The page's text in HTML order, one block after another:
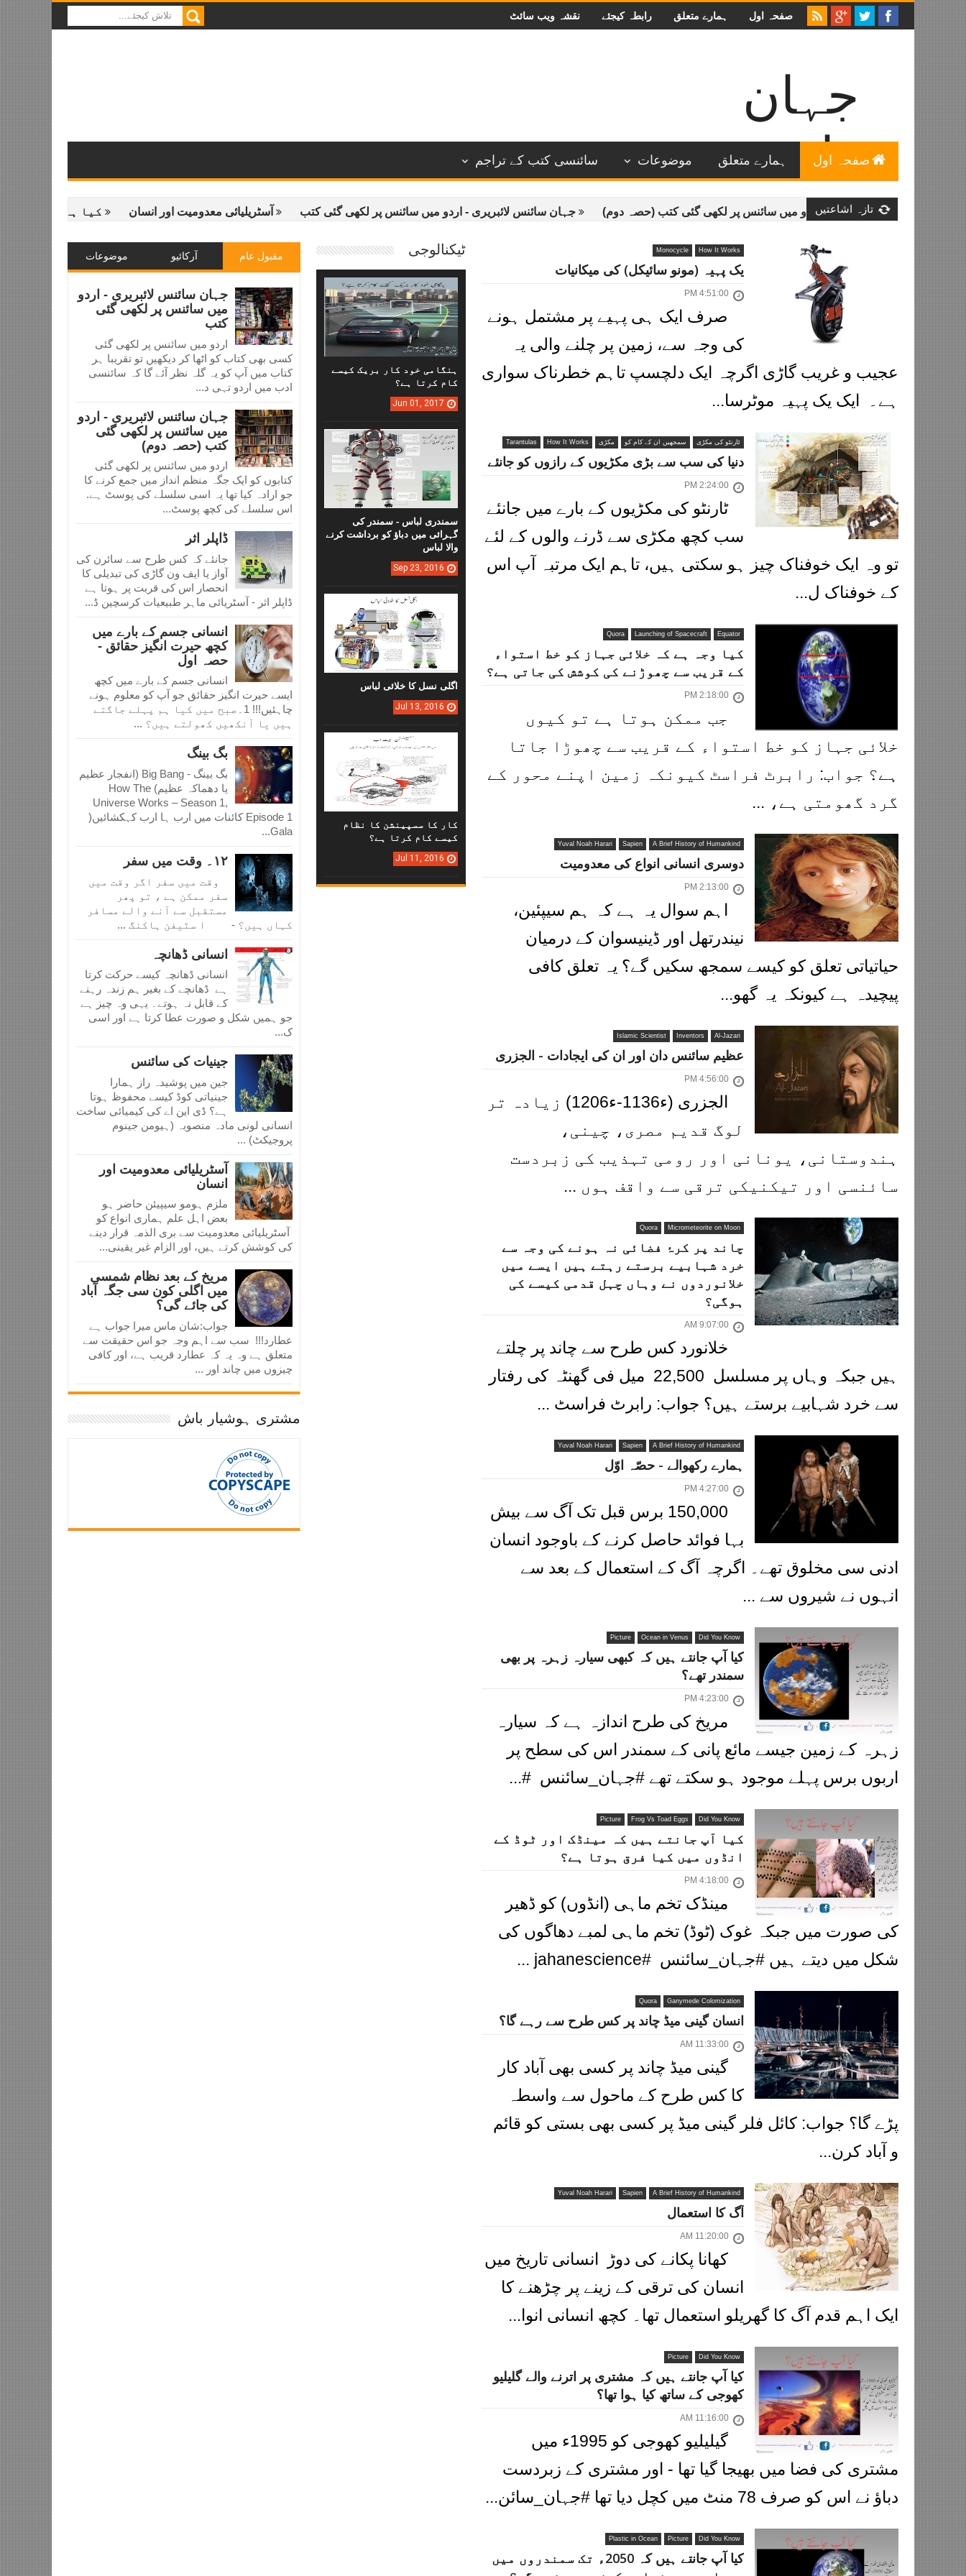
صفحہ اول ہمارے متعلق رابطہ کیجئے نقشہ ویب سائٹ
جہان
سائنس
صفحہ اول ہمارے متعلق موضوعات سائنسی کتب کے تراجم
تازہ اشاعتیں
سائنس لائبریری - اردو میں سائنس پر لکھی گئی کتب (حصہ دوم) جہان سائنس لائبریری - اردو میں سائنس پر لکھی گئی کتب آسٹریلیائی معدومیت اور انسان کیا ہم ٹائٹن پر زندہ
How It Works
Monocycle
یک پہیہ (مونو سائیکل) کی میکانیات
4:51:00 PM
صرف ایک ہی پہیے پر مشتمل ہونے
کی وجہ سے، زمین پر چلنے والی یہ
عجیب و غریب گاڑی اگرچہ ایک دلچسپ تاہم خطرناک سواری
ہے۔ ایک یک پہیہ موٹرسا...
ٹارنٹو کی مکڑی سمجھیں ان کے کام کو مکڑی How It Works
Tarantulas
دنیا کی سب سے بڑی مکڑیوں کے رازوں کو جانئے
2:24:00 PM
ٹارنٹو کی مکڑیوں کے بارے میں جانئے
سب کچھ مکڑی سے ڈرنے والوں کے لئے
تو وہ ایک خوفناک چیز ہو سکتی ہیں، تاہم ایک مرتبہ آپ اس
کے خوفناک ل...
Equator
Launching of Spacecraft
Quora
کیا وجہ ہے کہ خلائی جہاز کو خط استواء
کے قریب سے چھوڑنے کی کوشش کی جاتی ہے؟
2:18:00 PM
جب ممکن ہوتا ہے تو کیوں
خلائی جہاز کو خط استواء کے قریب سے چھوڑا جاتا
ہے؟ جواب: رابرٹ فراسٹ کیونکہ زمین اپنے محور کے
گرد گھومتی ہے، ...
A Brief History of Humankind
Sapien
Yuval Noah Harari
دوسری انسانی انواع کی معدومیت
2:13:00 PM
اہم سوال یہ ہے کہ ہم سیپئین،
نیندرتھل اور ڈینیسوان کے درمیان
حیاتیاتی تعلق کو کیسے سمجھ سکیں گے؟ یہ تعلق کافی
پیچیدہ ہے کیونکہ یہ گھو...
Al-Jazari
Inventors
Islamic Scientist
عظیم سائنس دان اور ان کی ایجادات - الجزری
4:56:00 PM
الجزری (ء1136-ء1206) زیادہ تر
لوگ قدیم مصری، چینی،
ہندوستانی، یونانی اور رومی تہذیب کی زبردست
سائنسی اور تیکنیکی ترقی سے واقف ہوں ...
Micrometeorite on Moon
Quora
چاند پر کرۂ فضائی نہ ہونے کی وجہ سے
خرد شہابیے برستے رہتے ہیں ایسے میں
خلانوردوں نے وہاں چہل قدمی کیسے کی
ہوگی؟
9:07:00 AM
خلانورد کس طرح سے چاند پر چلتے
ہیں جبکہ وہاں پر مسلسل 22,500 میل فی گھنٹہ کی رفتار
سے خرد شہابیے برستے ہیں؟ جواب: رابرٹ فراسٹ ...
A Brief History of Humankind
Sapien
Yuval Noah Harari
ہمارے رکھوالے - حصّہ اوّل
4:27:00 PM
150,000 برس قبل تک آگ سے بیش
بہا فوائد حاصل کرنے کے باوجود انسان
ادنی سی مخلوق تھے۔ اگرچہ آگ کے استعمال کے بعد سے
انہوں نے شیروں سے ...
Did You Know
Ocean in Venus
Picture
کیا آپ جانتے ہیں کہ کبھی سیارہ زہرہ پر بھی
سمندر تھے؟
4:23:00 PM
مریخ کی طرح اندازہ ہے کہ سیارہ
زہرہ کے زمین جیسے مائع پانی کے سمندر اس کی سطح پر
اربوں برس پہلے موجود ہو سکتے تھے #جہان_سائنس #...
Did You Know
Frog Vs Toad Eggs
Picture
کیا آپ جانتے ہیں کہ مینڈک اور ٹوڈ کے
انڈوں میں کیا فرق ہوتا ہے؟
4:18:00 PM
مینڈک تخم ماہی (انڈوں) کو ڈھیر
کی صورت میں جبکہ غوک (ٹوڈ) تخم ماہی لمبے دھاگوں کی
شکل میں دیتے ہیں #جہان_سائنس #jahanescience ...
Ganymede Colomization
Quora
انسان گینی میڈ چاند پر کس طرح سے رہے گا؟
11:33:00 AM
گینی میڈ چاند پر کسی بھی آباد کار
کا کس طرح کے ماحول سے واسطہ
پڑے گا؟ جواب: کائل فلر گینی میڈ پر کسی بھی بستی کو قائم
و آباد کرن...
A Brief History of Humankind
Sapien
Yuval Noah Harari
آگ کا استعمال
11:20:00 AM
کھانا پکانے کی دوڑ انسانی تاریخ میں
انسان کی ترقی کے زینے پر چڑھنے کا
ایک اہم قدم آگ کا گھریلو استعمال تھا۔ کچھ انسانی انوا...
Did You Know
Picture
کیا آپ جانتے ہیں کہ مشتری پر اترنے والے گلیلیو
کھوجی کے ساتھ کیا ہوا تھا؟
11:16:00 AM
گیلیلیو کھوجی کو 1995ء میں
مشتری کی فضا میں بھیجا گیا تھا - اور مشتری کے زبردست
دباؤ نے اس کو صرف 78 منٹ میں کچل دیا تھا #جہان_سائن...
Did You Know
Picture
Plastic in Ocean
کیا آپ جانتے ہیں کہ 2050ء تک سمندروں میں
مقبول عام آرکائیو موضوعات
جہان سائنس لائبریری - اردو
میں سائنس پر لکھی گئی
کتب
اردو میں سائنس پر لکھی گئی
کسی بھی کتاب کو اٹھا کر دیکھیں تو تقریبا ہر
کتاب میں آپ کو یہ گلہ نظر آئے گا کہ سائنسی
ادب میں اردو تہی د...
جہان سائنس لائبریری - اردو
میں سائنس پر لکھی گئی
کتب (حصہ دوم)
اردو میں سائنس پر لکھی گئی
کتابوں کو ایک جگہ منظم انداز میں جمع کرنے کا
جو ارادہ کیا تھا یہ اسی سلسلے کی پوسٹ ہے.
اس سلسلے کی کچھ پوسٹ...
ڈاپلر اثر
جانئے کہ کس طرح سے سائرن کی
آواز یا ایف ون گاڑی کی تبدیلی کا
انحصار اس کی قربت پر ہوتا ہے
ڈاپلر اثر - آسٹریائی ماہر طبیعیات کرسچین ڈ...
انسانی جسم کے بارے میں
کچھ حیرت انگیز حقائق -
حصہ اول
انسانی جسم کے بارے میں کچھ
ایسے حیرت انگیز حقائق جو آپ کو معلوم ہونے
چاہئیں!!! 1۔صبح میں کیا ہم پہلے جاگتے
ہیں یا آنکھیں کھولتے ہیں؟ ...
بگ بینگ
بگ بینگ - Big Bang (انفجار عظیم
یا دھماکہ عظیم) How The
Universe Works – Season 1,
Episode 1 کائنات میں ارب ہا ارب کہکشائیں(
Gala...
١٢۔ وقت میں سفر
وقت میں سفر اگر وقت میں
سفر ممکن ہے ، تو پھر
مستقبل سے آنے والے مسافر
کہاں ہیں؟ - ا سٹیفن ہاکنگ ...
انسانی ڈھانچہ
انسانی ڈھانچہ کیسے حرکت کرتا
ہے ڈھانچے کے بغیر ہم زندہ رہنے
کے قابل نہ ہوتے۔ یہی وہ چیز ہے
جو ہمیں شکل و صورت عطا کرتا ہے اور اسی
ک...
جینیات کی سائنس
جین میں پوشیدہ راز ہمارا
جینیاتی کوڈ کیسے محفوظ ہوتا
ہے؟ ڈی این اے کی کیمیائی ساخت
انسانی لونی مادہ منصوبہ (ہیومن جینوم
پروجیکٹ) ...
آسٹریلیائی معدومیت اور
انسان
ملزم ہومو سیپیئن حاضر ہو
بعض اہل علم ہماری انواع کو
آسٹریلیائی معدومیت سے بری الذمہ قرار دینے
کی کوشش کرتے ہیں، اور الزام غیر یقینی...
مریخ کے بعد نظام شمسی
میں اگلی کون سی جگہ آباد
کی جائے گی؟
جواب:شان ماس میرا جواب ہے
عطارد!!! سب سے اہم وجہ جو اس حقیقت سے
متعلق ہے وہ یہ کہ عطارد قریب ہے، اور کافی
چیزوں میں چاند اور ...
مشتری ہوشیار باش
ٹیکنالوجی
ہنگامی خود کار بریک کیسے
کام کرتا ہے؟
Jun 01, 2017
سمندری لباس - سمندر کی
گہرائی میں دباؤ کو برداشت کرنے
والا لباس
Sep 23, 2016
اگلی نسل کا خلائی لباس
Jul 13, 2016
کار کا سسپینشن کا نظام
کیسے کام کرتا ہے؟
Jul 11, 2016